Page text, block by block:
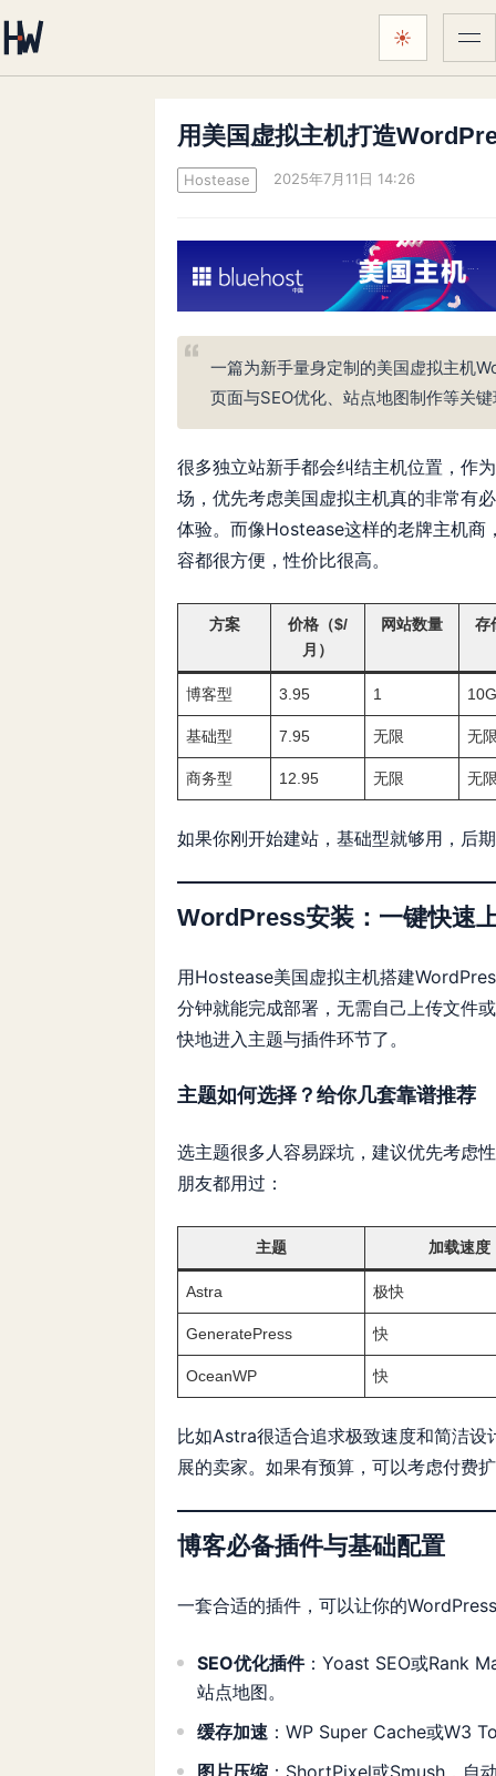
颜色主题：
☀跟随系统 菜
用美国虚拟主机打造
Hostease 2025年7月11日 14:26
一篇为新手量身定制的美国虚拟主机
页面与SEO优化、站点地图制作等关
很多独立站新手都会纠结主机位置，作
场，优先考虑美国虚拟主机真的非常有
体验。而像Hostease这样的老牌主机商
容都很方便，性价比很高。
方案
价格（$/
月）
网站数量 存
博客型 3.95 1
基础型 7.95 无限 无
商务型 12.95 无限 无
如果你刚开始建站，基础型就够用，后
WordPress安装：一键快速
用Hostease美国虚拟主机搭建
分钟就能完成部署，无需自己上传文件
快地进入主题与插件环节了。
主题如何选择？给你几套靠谱推荐
选主题很多人容易踩坑，建议优先考虑
朋友都用过：
主题 加载速度
Astra 极快
GeneratePress 快
OceanWP 快
比如Astra很适合追求极致速度和简洁
展的卖家。如果有预算，可以考虑付费
博客必备插件与基础配置
一套合适的插件，可以让你的
SEO优化插件：Yoast SEO或Rank
站点地图。
缓存加速 ：WP Super Cache或W3
图片压缩 ：ShortPixel或Smush，自